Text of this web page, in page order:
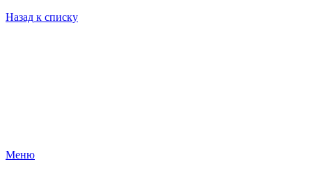
Назад к списку
Меню